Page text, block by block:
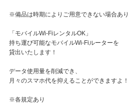
※備品は時期によりご用意できない場合あり
「モバイルWi-FiレンタルOK」
持ち運び可能なモバイルWi-Fiルーターを
貸出いたします！
データ使用量を削減でき、
月々のスマホ代を抑えることができますよ！
※各規定あり